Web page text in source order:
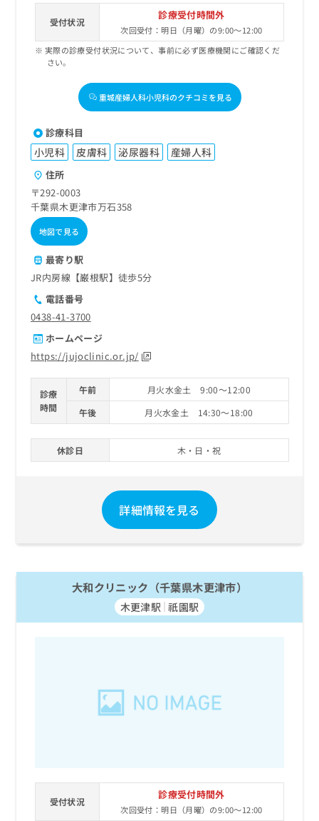
受付状況
診療受付時間外
次回受付：明日（月曜）の9:00～12:00
実際の診療受付状況について、事前に必ず医療機関にご確認くだ
さい。
重城産婦人科小児科のクチコミを見る
診療科目
小児科 皮膚科 泌尿器科 産婦人科
住所
〒292-0003
千葉県木更津市万石358
地図で見る
最寄り駅
JR内房線【巌根駅】徒歩5分
電話番号
0438-41-3700
ホームページ
https://jujoclinic.or.jp/
診療
時間
午前
月火水金土 9:00～12:00
午後
月火水金土 14:30～18:00
休診日 木・日・祝
詳細情報を見る
大和クリニック（千葉県木更津市）
木更津駅 祇園駅
受付状況
診療受付時間外
次回受付：明日（月曜）の9:00～12:00